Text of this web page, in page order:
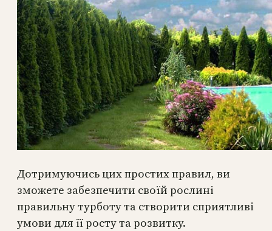
Дотримуючись цих простих правил, ви
зможете забезпечити своїй рослині
правильну турботу та створити сприятливі
умови для її росту та розвитку.